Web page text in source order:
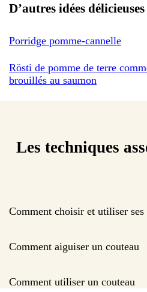
D’autres idées délicieuses
Porridge pomme-cannelle
Rösti de pomme de terre
brouillés au saumon
Les techniques
Comment choisir et utiliser ses
Comment aiguiser un couteau
Comment utiliser un couteau